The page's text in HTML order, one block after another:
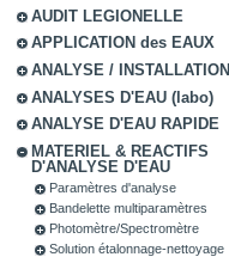
AUDIT LEGIONELLE
APPLICATION des EAUX
ANALYSE / INSTALLATION
ANALYSES D'EAU (labo)
ANALYSE D'EAU RAPIDE
MATERIEL & REACTIFS
D'ANALYSE D'EAU
Paramètres d'analyse
Bandelette multiparamètres
Photomètre/Spectromètre
Solution étalonnage-nettoyage